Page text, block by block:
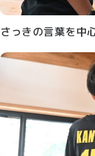
さっきの言葉を中